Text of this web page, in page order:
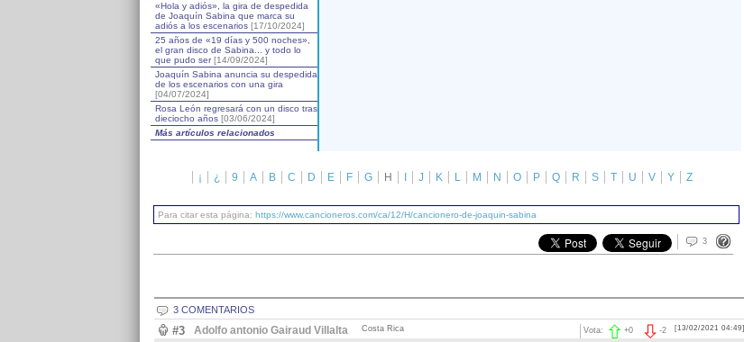
«Hola y adiós», la gira de despedida
de Joaquín Sabina que marca su
adiós a los escenarios [17/10/2024]
25 años de «19 días y 500 noches»,
el gran disco de Sabina... y todo lo
que pudo ser[14/09/2024]
Joaquín Sabina anuncia su despedida
de los escenarios con una gira
[04/07/2024]
Rosa León regresará con un disco tras
dieciocho años [03/06/2024]
Más artículos relacionados
¡ ¿ 9 A B C D E F G H J K L M N O P Q R S T U V Y Z
Para citar esta página: https://www.cancioneros.com/ca/12/H/cancionero-de-joaquin-sabina
3
3 COMENTARIOS
#3 Adolfo antonio Gairaud Villalta Costa Rica [13/02/2021 04:49]
-2
Vota: +0